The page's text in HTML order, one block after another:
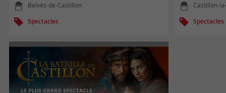
Belvès-de-Castillon
Spectacles
Castillon-
Spectacles